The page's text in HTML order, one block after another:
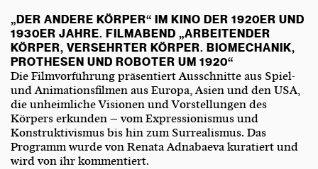
„DER ANDERE KÖRPER“ IM KINO DER 1920ER UND
1930ER JAHRE. FILMABEND „ARBEITENDER
KÖRPER, VERSEHRTER KÖRPER. BIOMECHANIK,
PROTHESEN UND ROBOTER UM 1920“
Die Filmvorführung präsentiert Ausschnitte aus Spiel-
und Animationsfilmen aus Europa, Asien und den USA,
die unheimliche Visionen und Vorstellungen des
Körpers erkunden – vom Expressionismus und
Konstruktivismus bis hin zum Surrealismus. Das
Programm wurde von Renata Adnabaeva kuratiert und
wird von ihr kommentiert.